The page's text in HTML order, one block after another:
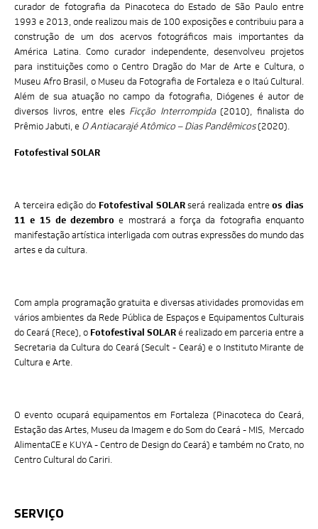
curador de fotografia da Pinacoteca do Estado de São Paulo entre
1993 e 2013, onde realizou mais de 100 exposições e contribuiu para a
construção de um dos acervos fotográficos mais importantes da
América Latina. Como curador independente, desenvolveu projetos
para instituições como o Centro Dragão do Mar de Arte e Cultura, o
Museu Afro Brasil, o Museu da Fotografia de Fortaleza e o Itaú Cultural.
Além de sua atuação no campo da fotografia, Diógenes é autor de
diversos livros, entre eles Ficção Interrompida(2010), finalista do
Prêmio Jabuti, e O Antiacarajé Atômico – Dias Pandêmicos(2020).
Fotofestival SOLAR
A terceira edição do Fotofestival SOLARserá realizada entreos dias
11 e 15 de dezembroe mostrará a força da fotografia enquanto
manifestação artística interligada com outras expressões do mundo das
artes e da cultura.
Com ampla programação gratuita e diversas atividades promovidas em
vários ambientes da Rede Pública de Espaços e Equipamentos Culturais
do Ceará (Rece), o Fotofestival SOLARé realizado em parceria entre a
Secretaria da Cultura do Ceará (Secult - Ceará) e o Instituto Mirante de
Cultura e Arte.
O evento ocupará equipamentos em Fortaleza (Pinacoteca do Ceará,
Estação das Artes, Museu da Imagem e do Som do Ceará - MIS, Mercado
AlimentaCE e KUYA - Centro de Design do Ceará) e também no Crato, no
Centro Cultural do Cariri.
SERVIÇO